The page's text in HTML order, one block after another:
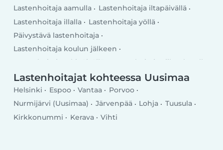
Lastenhoitaja aamulla
Lastenhoitaja iltapäivällä
Lastenhoitaja illalla
Lastenhoitaja yöllä
Päivystävä lastenhoitaja
Lastenhoitaja koulun jälkeen
Lastenhoitaja arkipäivällä
Lastenhoitaja viikonlopulla
Lastenhoitajat kohteessa Uusimaa
Helsinki Espoo Vantaa
Porvoo
Nurmijärvi (Uusimaa)
Järvenpää Lohja
Tuusula
Kirkkonummi
Kerava Vihti